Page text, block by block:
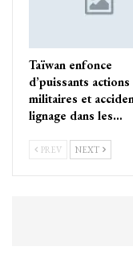
Taïwan enfonce
d’puissants actions
militaires et
lignage dans les…
PREV NEXT